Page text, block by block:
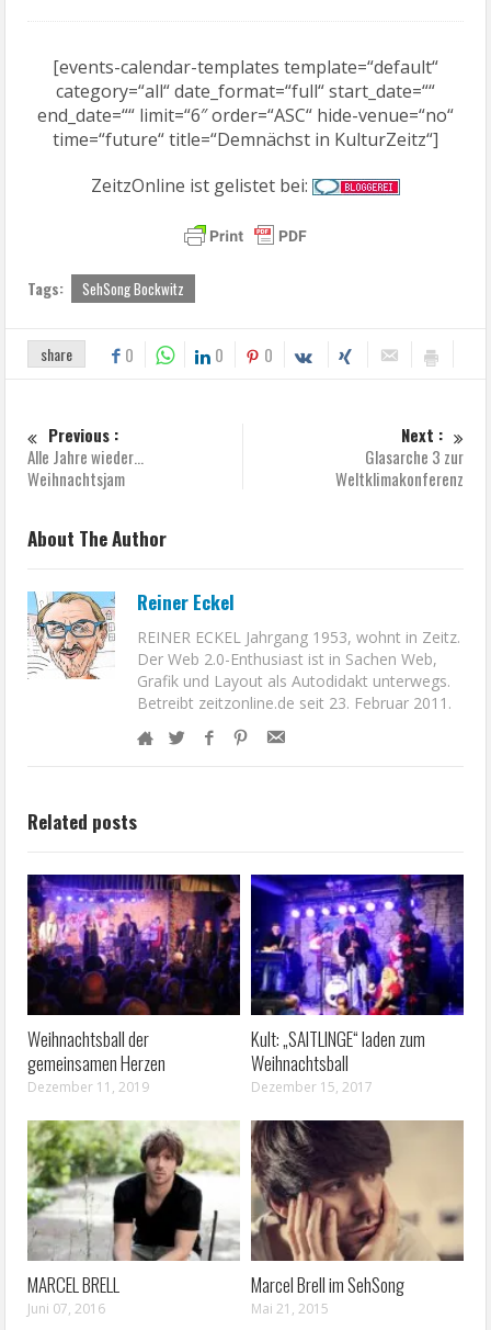
[events-calendar-templates template=“default“
category=“all“ date_format=“full“ start_date=““
end_date=““ limit=“6″ order=“ASC“ hide-venue=“no“
time=“future“ title=“Demnächst in KulturZeitz“]
ZeitzOnline ist gelistet bei:
Tags: SehSong Bockwitz
share 0 0 0
Previous :
Alle Jahre wieder…
Weihnachtsjam
Next :
Glasarche 3 zur
Weltklimakonferenz
About The Author
Reiner Eckel
REINER ECKEL Jahrgang 1953, wohnt in Zeitz.
Der Web 2.0-Enthusiast ist in Sachen Web,
Grafik und Layout als Autodidakt unterwegs.
Betreibt zeitzonline.de seit 23. Februar 2011.
Related posts
Weihnachtsball der
gemeinsamen Herzen
Dezember 11, 2019
Kult: „SAITLINGE“ laden zum
Weihnachtsball
Dezember 15, 2017
MARCEL BRELL
Juni 07, 2016
Marcel Brell im SehSong
Mai 21, 2015